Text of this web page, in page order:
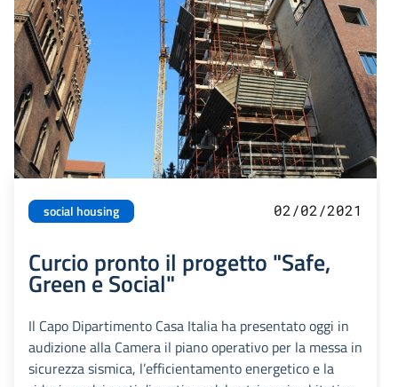
social housing 02/02/2021
Curcio pronto il progetto "Safe,
Green e Social"
Il Capo Dipartimento Casa Italia ha presentato oggi in
audizione alla Camera il piano operativo per la messa in
sicurezza sismica, l’efficientamento energetico e la